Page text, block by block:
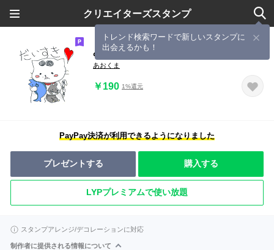
クリエイターズスタンプ
トレンド検索ワードで新しいスタンプに
出会えるかも！
みーこ日和
あおくま
￥190 1%還元
PayPay決済が利用できるようになりました
プレゼントする 購入する
LYPプレミアムで使い放題
スタンプアレンジ/デコレーションに対応
制作者に提供される情報について